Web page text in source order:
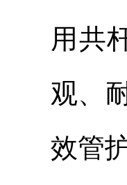
用共
观、
效管